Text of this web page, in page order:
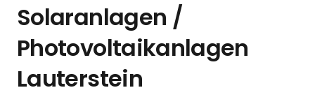
Solaranlagen /
Photovoltaikanlagen
Lauterstein